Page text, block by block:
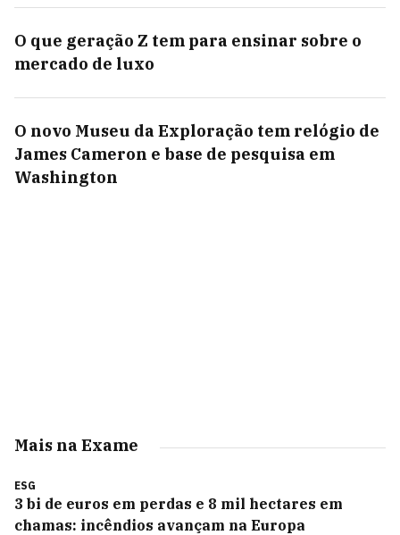
O que geração Z tem para ensinar sobre o
mercado de luxo
O novo Museu da Exploração tem relógio de
James Cameron e base de pesquisa em
Washington
Mais na Exame
ESG
3 bi de euros em perdas e 8 mil hectares em
chamas: incêndios avançam na Europa